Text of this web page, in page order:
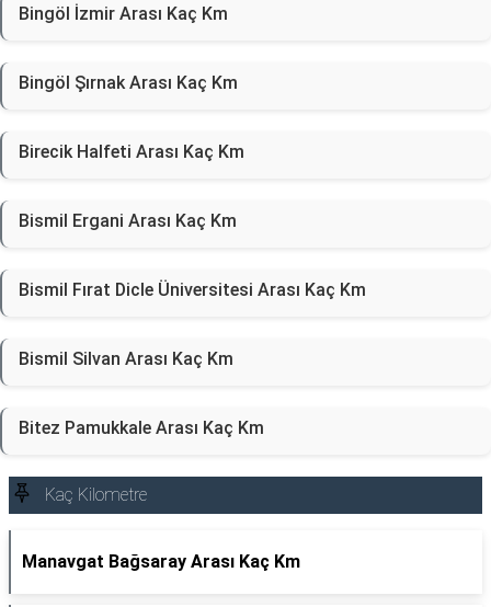
Bingöl İzmir Arası Kaç Km
Bingöl Şırnak Arası Kaç Km
Birecik Halfeti Arası Kaç Km
Bismil Ergani Arası Kaç Km
Bismil Fırat Dicle Üniversitesi Arası Kaç Km
Bismil Silvan Arası Kaç Km
Bitez Pamukkale Arası Kaç Km
Kaç Kilometre
Manavgat Bağsaray Arası Kaç Km